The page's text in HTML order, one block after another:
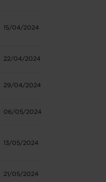
15/04/2024
22/04/2024
29/04/2024
06/05/2024
13/05/2024
21/05/2024